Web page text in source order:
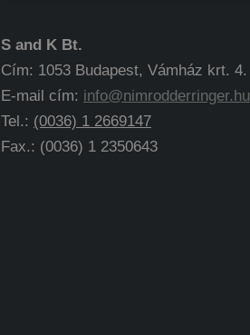
S and K Bt.
Cím: 1053 Budapest, Vámház krt. 4.
E-mail cím: info@nimrodderringer.hu
Tel.: (0036) 1 2669147
Fax.: (0036) 1 2350643